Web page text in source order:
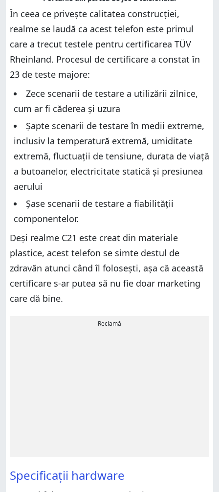
În ceea ce privește calitatea construcției,
realme se laudă ca acest telefon este primul
care a trecut testele pentru certificarea TÜV
Rheinland. Procesul de certificare a constat în
23 de teste majore:
Zece scenarii de testare a utilizării zilnice,
cum ar fi căderea și uzura
Șapte scenarii de testare în medii extreme,
inclusiv la temperatură extremă, umiditate
extremă, fluctuații de tensiune, durata de viață
a butoanelor, electricitate statică și presiunea
aerului
Șase scenarii de testare a fiabilității
componentelor.
Deși realme C21 este creat din materiale
plastice, acest telefon se simte destul de
zdravăn atunci când îl folosești, așa că această
certificare s-ar putea să nu fie doar marketing
care dă bine.
Reclamă
Specificații hardware